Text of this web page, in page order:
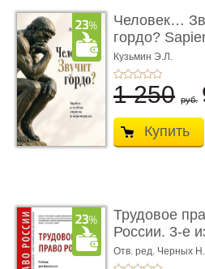
Человек…
гордо?
тенётах
Кузьмин Э.Л.
1 250 руб.
Купить
Трудовое
России. 3-е
Учебник для
Отв. ред. Черных
Шестерякова И.В.